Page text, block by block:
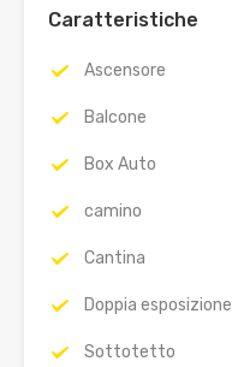
Caratteristiche
Ascensore
Balcone
Box Auto
camino
Cantina
Doppia esposizione
Sottotetto